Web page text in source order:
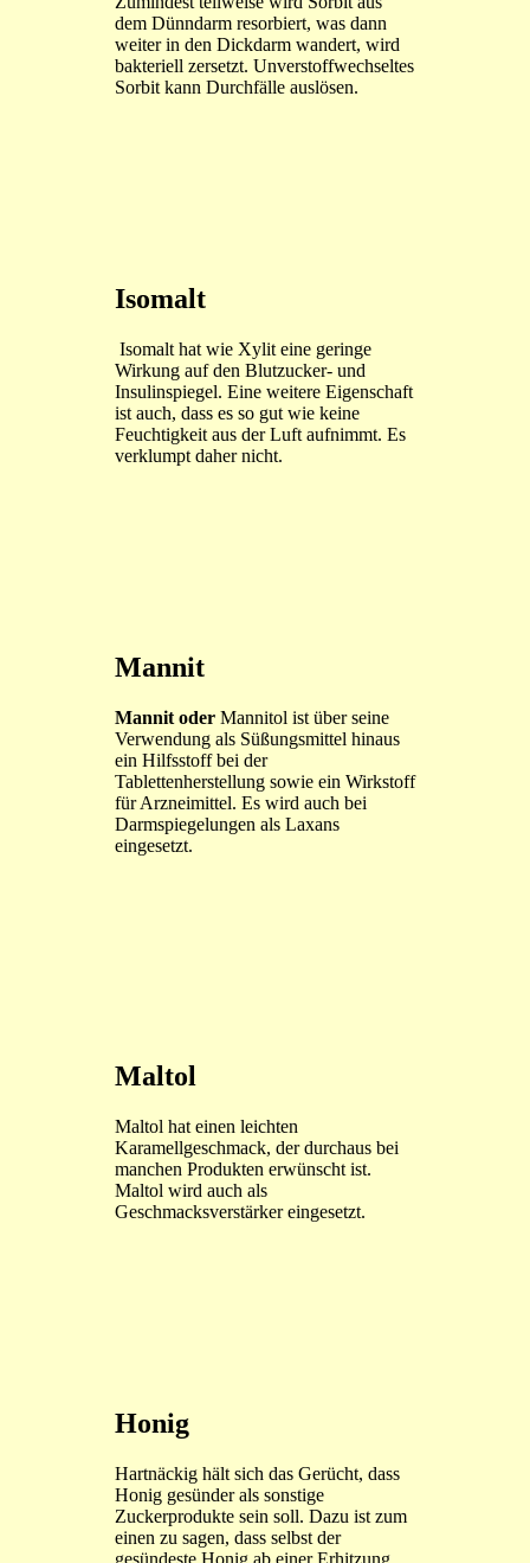
dem Dünndarm resorbiert, was dann
weiter in den Dickdarm wandert, wird
bakteriell zersetzt. Unverstoffwechseltes
Sorbit kann Durchfälle auslösen.
Isomalt
Isomalt hat wie Xylit eine geringe
Wirkung auf den Blutzucker- und
Insulinspiegel. Eine weitere Eigenschaft
ist auch, dass es so gut wie keine
Feuchtigkeit aus der Luft aufnimmt. Es
verklumpt daher nicht.
Mannit
Mannit oder Mannitol ist über seine
Verwendung als Süßungsmittel hinaus
ein Hilfsstoff bei der
Tablettenherstellung sowie ein Wirkstoff
für Arzneimittel. Es wird auch bei
Darmspiegelungen als Laxans
eingesetzt.
Maltol
Maltol hat einen leichten
Karamellgeschmack, der durchaus bei
manchen Produkten erwünscht ist.
Maltol wird auch als
Geschmacksverstärker eingesetzt.
Honig
Hartnäckig hält sich das Gerücht, dass
Honig gesünder als sonstige
Zuckerprodukte sein soll. Dazu ist zum
einen zu sagen, dass selbst der